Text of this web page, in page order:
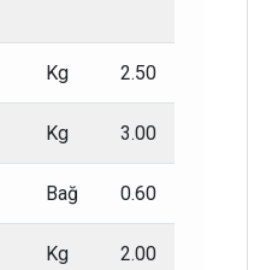
Kg 2.50
Kg 3.00
Bağ 0.60
Kg 2.00